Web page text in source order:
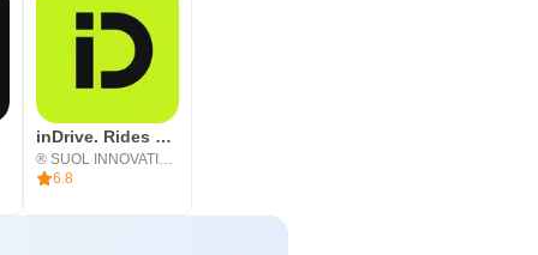
inDrive. Rides with fair fares
® SUOL INNOVATIONS LTD
6.8